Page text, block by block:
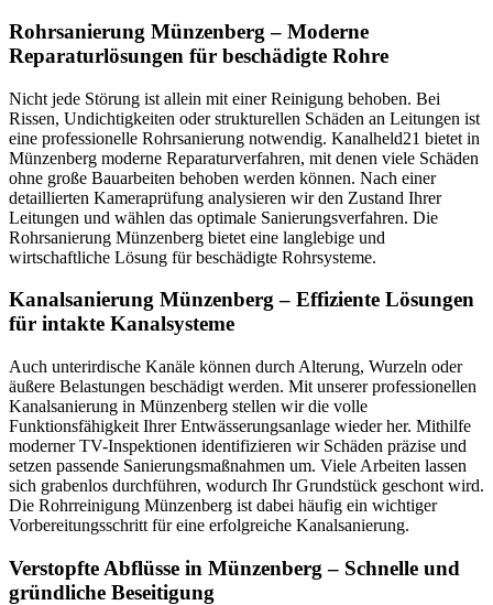
Rohrsanierung Münzenberg – Moderne
Reparaturlösungen für beschädigte Rohre
Nicht jede Störung ist allein mit einer Reinigung behoben. Bei
Rissen, Undichtigkeiten oder strukturellen Schäden an Leitungen ist
eine professionelle Rohrsanierung notwendig. Kanalheld21 bietet in
Münzenberg moderne Reparaturverfahren, mit denen viele Schäden
ohne große Bauarbeiten behoben werden können. Nach einer
detaillierten Kameraprüfung analysieren wir den Zustand Ihrer
Leitungen und wählen das optimale Sanierungsverfahren. Die
Rohrsanierung Münzenberg bietet eine langlebige und
wirtschaftliche Lösung für beschädigte Rohrsysteme.
Kanalsanierung Münzenberg – Effiziente Lösungen
für intakte Kanalsysteme
Auch unterirdische Kanäle können durch Alterung, Wurzeln oder
äußere Belastungen beschädigt werden. Mit unserer professionellen
Kanalsanierung in Münzenberg stellen wir die volle
Funktionsfähigkeit Ihrer Entwässerungsanlage wieder her. Mithilfe
moderner TV-Inspektionen identifizieren wir Schäden präzise und
setzen passende Sanierungsmaßnahmen um. Viele Arbeiten lassen
sich grabenlos durchführen, wodurch Ihr Grundstück geschont wird.
Die Rohrreinigung Münzenberg ist dabei häufig ein wichtiger
Vorbereitungsschritt für eine erfolgreiche Kanalsanierung.
Verstopfte Abflüsse in Münzenberg – Schnelle und
gründliche Beseitigung